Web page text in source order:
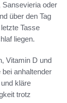
Sansevieria oder
über den Tag
Tasse
liegen.
Vitamin D und
anhaltender
kläre
trotz